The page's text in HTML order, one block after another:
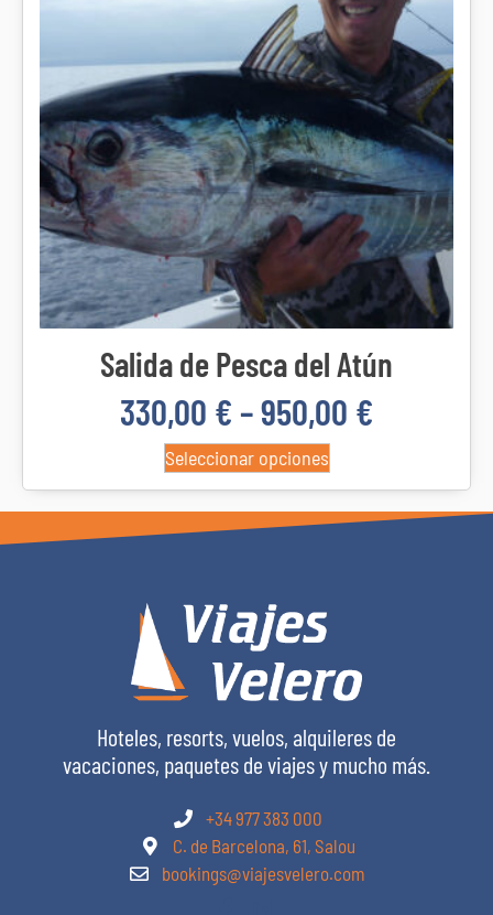
Salida de Pesca del Atún
330,00 € –950,00 €
Seleccionar opciones
Hoteles, resorts, vuelos, alquileres de
vacaciones, paquetes de viajes y mucho más.
+34 977 383 000
C. de Barcelona, 61, Salou
bookings@viajesvelero.com